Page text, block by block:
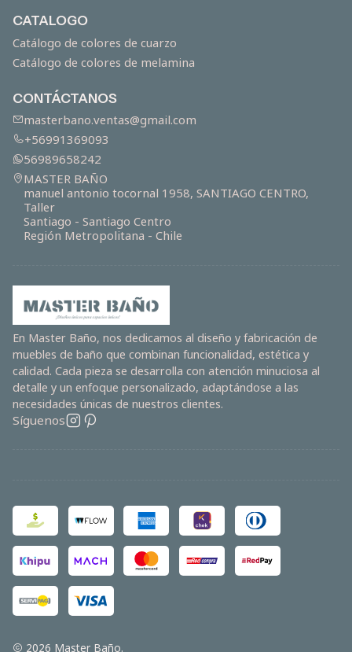
CATALOGO
Catálogo de colores de cuarzo
Catálogo de colores de melamina
CONTÁCTANOS
masterbano.ventas@gmail.com
+56991369093
56989658242
MASTER BAÑO
manuel antonio tocornal 1958, SANTIAGO CENTRO,
Taller
Santiago - Santiago Centro
Región Metropolitana - Chile
En Master Baño, nos dedicamos al diseño y fabricación de
muebles de baño que combinan funcionalidad, estética y
calidad. Cada pieza se desarrolla con atención minuciosa al
detalle y un enfoque personalizado, adaptándose a las
necesidades únicas de nuestros clientes.
Síguenos
2026 Master Baño.